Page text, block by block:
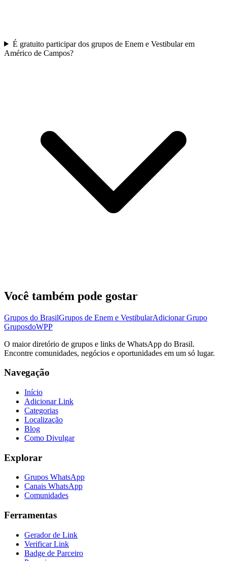
É gratuito participar dos grupos de Enem e Vestibular em
Américo de Campos?
Você também pode gostar
Grupos do BrasilGrupos de Enem e VestibularAdicionar Grupo
GruposdoWPP
O maior diretório de grupos e links de WhatsApp do Brasil.
Encontre comunidades, negócios e oportunidades em um só lugar.
Navegação
Início
Adicionar Link
Categorias
Localização
Blog
Como Divulgar
Explorar
Grupos WhatsApp
Canais WhatsApp
Comunidades
Ferramentas
Gerador de Link
Verificar Link
Badge de Parceiro